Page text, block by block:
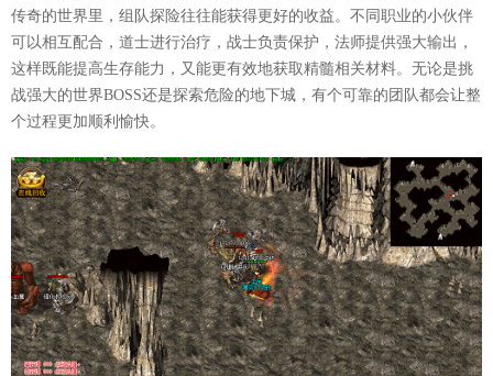
传奇的世界里，组队探险往往能获得更好的收益。不同职业的小伙伴
可以相互配合，道士进行治疗，战士负责保护，法师提供强大输出，
这样既能提高生存能力，又能更有效地获取精髓相关材料。无论是挑
战强大的世界BOSS还是探索危险的地下城，有个可靠的团队都会让整
个过程更加顺利愉快。